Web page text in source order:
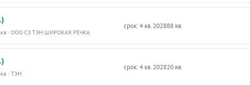
· ООО СЗ ТЭН ШИРОКАЯ РЕЧКА
срок: 4 кв. 202888 кв.
· ТЭН
срок: 4 кв. 202820 кв.